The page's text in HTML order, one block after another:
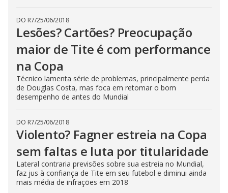
DO R7/25/06/2018
Lesões? Cartões? Preocupação
maior de Tite é com performance
na Copa
Técnico lamenta série de problemas, principalmente perda
de Douglas Costa, mas foca em retomar o bom
desempenho de antes do Mundial
DO R7/25/06/2018
Violento? Fagner estreia na Copa
sem faltas e luta por titularidade
Lateral contraria previsões sobre sua estreia no Mundial,
faz jus à confiança de Tite em seu futebol e diminui ainda
mais média de infrações em 2018